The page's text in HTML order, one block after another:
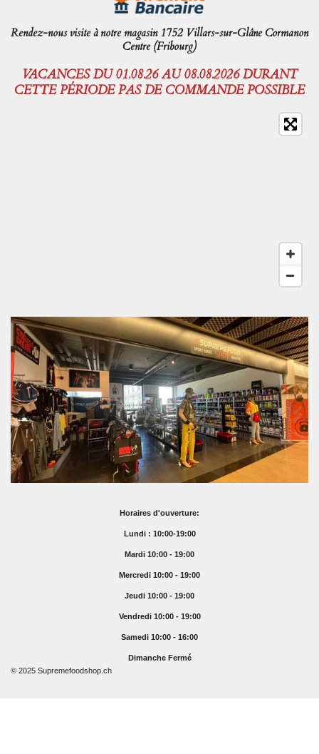
Rendez-nous visite à notre magasin 1752 Villars-sur-Glâne Cormanon
Centre (Fribourg)
VACANCES DU 01.08.26 AU 08.08.2026 DURANT
CETTE PÉRIODE PAS DE COMMANDE POSSIBLE
Horaires d'ouverture:
Lundi : 10:00-19:00
Mardi 10:00 - 19:00
Mercredi 10:00 - 19:00
Jeudi 10:00 - 19:00
Vendredi 10:00 - 19:00
Samedi 10:00 - 16:00
Dimanche Fermé
© 2025 Supremefoodshop.ch